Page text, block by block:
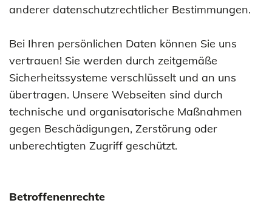
anderer datenschutzrechtlicher Bestimmungen.
Bei Ihren persönlichen Daten können Sie uns
vertrauen! Sie werden durch zeitgemäße
Sicherheitssysteme verschlüsselt und an uns
übertragen. Unsere Webseiten sind durch
technische und organisatorische Maßnahmen
gegen Beschädigungen, Zerstörung oder
unberechtigten Zugriff geschützt.
Betroffenenrechte